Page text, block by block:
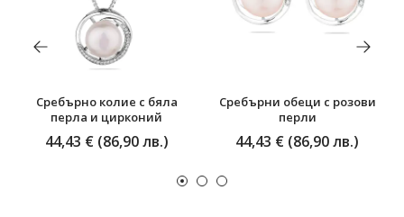
Сребърно колие с бяла
перла и цирконий
44,43 € (86,90 лв.)
Сребърни обеци с розови
перли
44,43 € (86,90 лв.)